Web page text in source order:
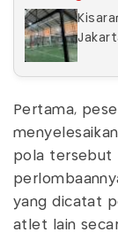
Pertama,
pola tersebut
yang dicatat
atlet lain